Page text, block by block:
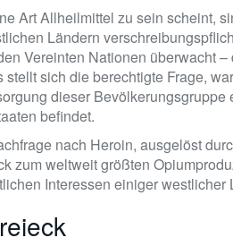
Art Allheilmittel zu sein scheint,
Ländern
Vereinten Nationen überwacht
stellt sich die berechtigte Frage,
dieser
befindet.
nach Heroin, ausgelöst
zum weltweit größten
Interessen einiger westlicher